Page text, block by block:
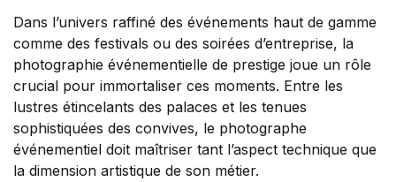
prestige
Dans l’univers raffiné des événements haut de gamme
comme des festivals ou des soirées d’entreprise, la
photographie événementielle de prestige joue un rôle
crucial pour immortaliser ces moments. Entre les
lustres étincelants des palaces et les tenues
sophistiquées des convives, le photographe
événementiel doit maîtriser tant l’aspect technique que
la dimension artistique de son métier.